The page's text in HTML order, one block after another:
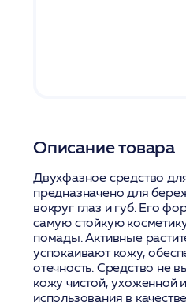
Описание товара
Двухфазное средство
предназначено для
вокруг глаз и губ. Его
самую стойкую
помады. Активные
успокаивают кожу,
отечность. Средство не
кожу чистой, ухоженной
использования в